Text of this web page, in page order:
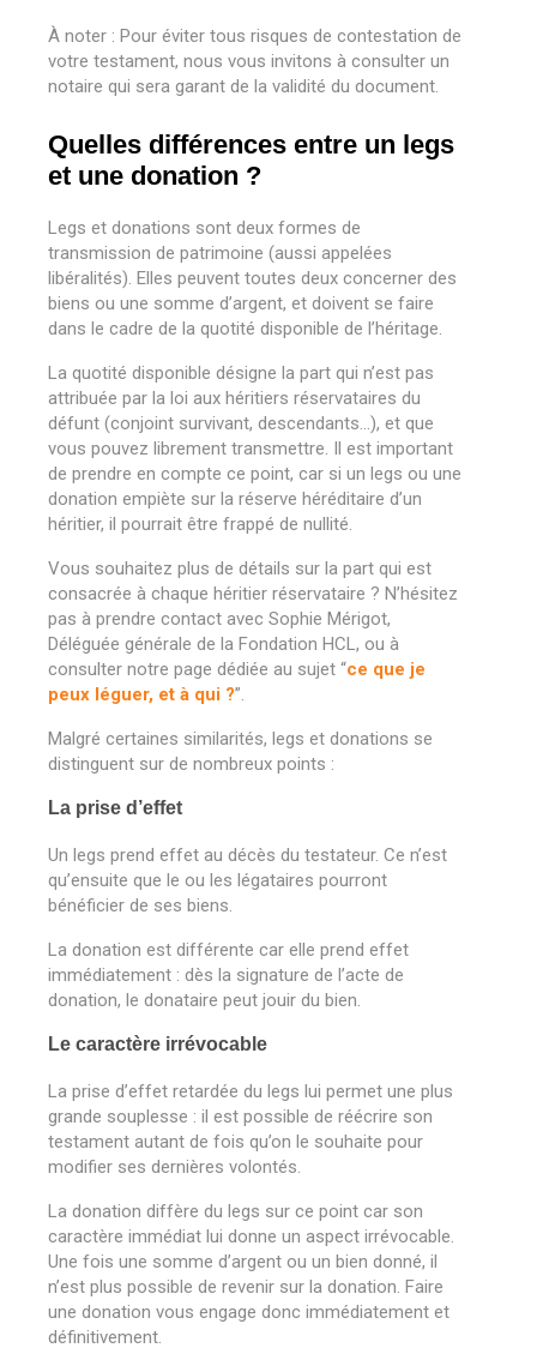
À noter : Pour éviter tous risques de contestation de
votre testament, nous vous invitons à consulter un
notaire qui sera garant de la validité du document.
Quelles différences entre un legs
et une donation ?
Legs et donations sont deux formes de
transmission de patrimoine (aussi appelées
libéralités). Elles peuvent toutes deux concerner des
biens ou une somme d’argent, et doivent se faire
dans le cadre de la quotité disponible de l’héritage.
La quotité disponible désigne la part qui n’est pas
attribuée par la loi aux héritiers réservataires du
défunt (conjoint survivant, descendants…), et que
vous pouvez librement transmettre. Il est important
de prendre en compte ce point, car si un legs ou une
donation empiète sur la réserve héréditaire d’un
héritier, il pourrait être frappé de nullité.
Vous souhaitez plus de détails sur la part qui est
consacrée à chaque héritier réservataire ? N’hésitez
pas à prendre contact avec Sophie Mérigot,
Déléguée générale de la Fondation HCL, ou à
consulter notre page dédiée au sujet “ce que je
peux léguer, et à qui ?”.
Malgré certaines similarités, legs et donations se
distinguent sur de nombreux points :
La prise d’effet
Un legs prend effet au décès du testateur. Ce n’est
qu’ensuite que le ou les légataires pourront
bénéficier de ses biens.
La donation est différente car elle prend effet
immédiatement : dès la signature de l’acte de
donation, le donataire peut jouir du bien.
Le caractère irrévocable
La prise d’effet retardée du legs lui permet une plus
grande souplesse : il est possible de réécrire son
testament autant de fois qu’on le souhaite pour
modifier ses dernières volontés.
La donation diffère du legs sur ce point car son
caractère immédiat lui donne un aspect irrévocable.
Une fois une somme d’argent ou un bien donné, il
n’est plus possible de revenir sur la donation. Faire
une donation vous engage donc immédiatement et
définitivement.